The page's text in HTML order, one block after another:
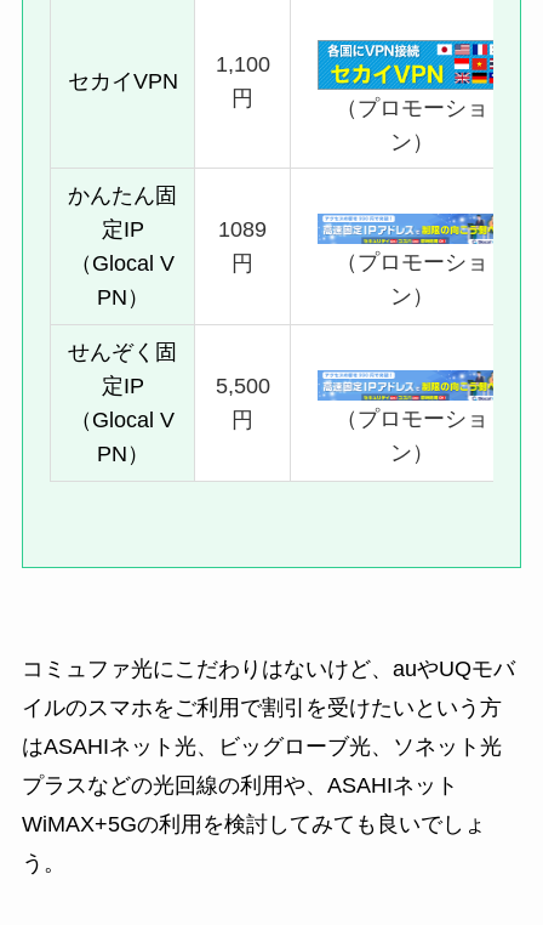
セカイVPN
1,100
円
（プロモーショ
ン）
かんたん固
定IP
（Glocal V
PN）
1089
円
（プロモーショ
ン）
せんぞく固
定IP
（Glocal V
PN）
5,500
円
（プロモーショ
ン）
コミュファ光にこだわりはないけど、auやUQモバ
イルのスマホをご利用で割引を受けたいという方
はASAHIネット光、ビッグローブ光、ソネット光
プラスなどの光回線の利用や、ASAHIネット
WiMAX+5Gの利用を検討してみても良いでしょ
う。